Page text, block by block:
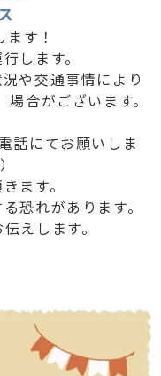
す！
します。
や交通事情により
合がございます。
話にてお願いしま
ます。
恐れがあります。
えします。